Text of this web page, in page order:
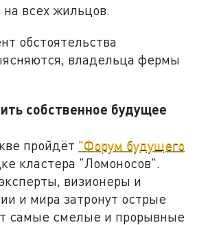
всех жильцов.
обстоятельства
владельца фермы
собственное будущее
пройдёт "Форум будущего
кластера "Ломоносов".
визионеры и
и мира затронут острые
самые смелые и прорывные